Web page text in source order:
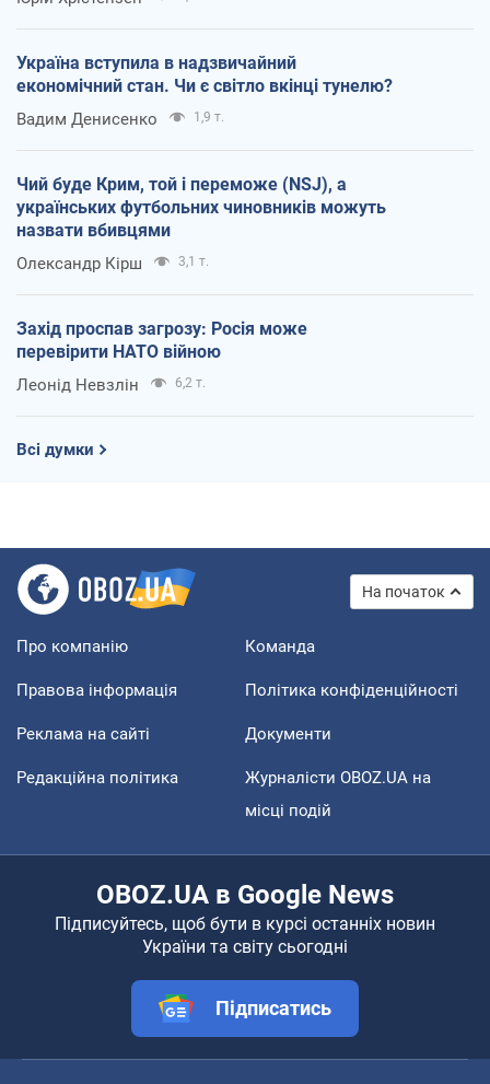
Україна вступила в надзвичайний
економічний стан. Чи є світло вкінці тунелю?
Вадим Денисенко 1,9 т.
Чий буде Крим, той і переможе (NSJ), а
українських футбольних чиновників можуть
назвати вбивцями
Олександр Кірш 3,1 т.
Захід проспав загрозу: Росія може
перевірити НАТО війною
Леонід Невзлін 6,2 т.
Всі думки
На початок
Про компанію Команда
Правова інформація Політика конфіденційності
Реклама на сайті Документи
Редакційна політика
Журналісти OBOZ.UA на
місці подій
OBOZ.UA в Google News
Підписуйтесь, щоб бути в курсі останніх новин
України та світу сьогодні
Підписатись